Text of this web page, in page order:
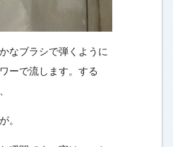
なブラシで弾くように
ーで流します。する
。